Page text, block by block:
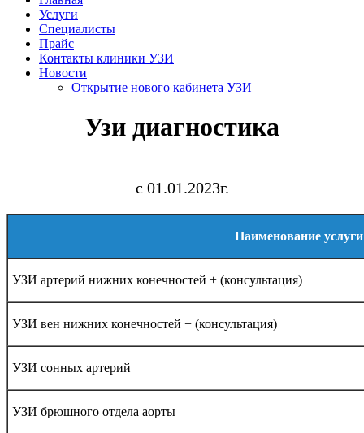
Услуги
Специалисты
Прайс
Контакты клиники УЗИ
Новости
Открытие нового кабинета УЗИ
Узи диагностика
с 01.01.2023г.
Наименование услуги
УЗИ артерий нижних конечностей + (консультация)
УЗИ вен нижних конечностей + (консультация)
УЗИ сонных артерий
УЗИ брюшного отдела аорты